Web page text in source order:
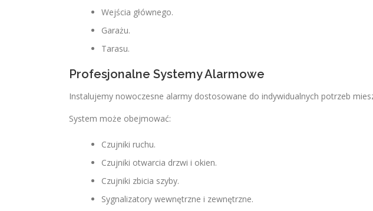
Wejścia głównego.
Garażu.
Tarasu.
Profesjonalne Systemy Alarmowe
Instalujemy nowoczesne alarmy dostosowane do indywidualnych potrzeb
System może obejmować:
Czujniki ruchu.
Czujniki otwarcia drzwi i okien.
Czujniki zbicia szyby.
Sygnalizatory wewnętrzne i zewnętrzne.